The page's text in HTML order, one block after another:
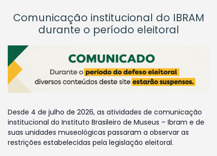
Comunicação institucional do IBRAM
durante o período eleitoral
Desde 4 de julho de 2026, as atividades de comunicação
institucional do Instituto Brasileiro de Museus – Ibram e de
suas unidades museológicas passaram a observar as
restrições estabelecidas pela legislação eleitoral.